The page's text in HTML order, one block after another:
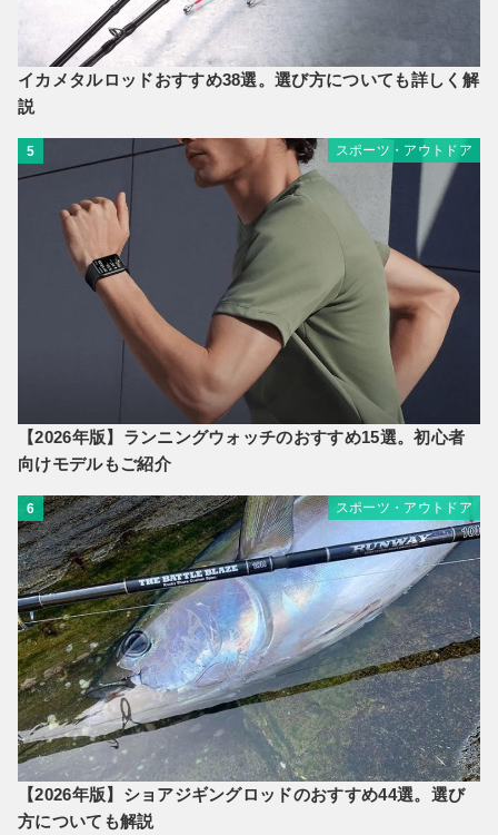
イカメタルロッドおすすめ38選。選び方についても詳しく解
説
5 スポーツ・アウトドア
【2026年版】ランニングウォッチのおすすめ15選。初心者
向けモデルもご紹介
6 スポーツ・アウトドア
【2026年版】ショアジギングロッドのおすすめ44選。選び
方についても解説